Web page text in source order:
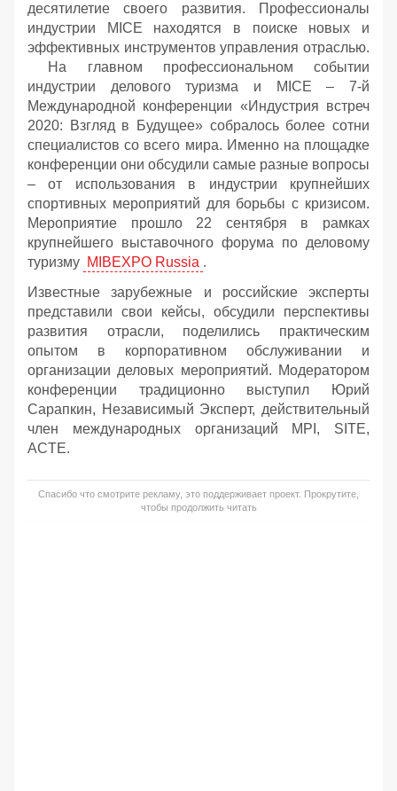
десятилетие своего развития. Профессионалы
индустрии MICE находятся в поиске новых и
эффективных инструментов управления отраслью.
На главном профессиональном событии
индустрии делового туризма и MICE – 7-й
Международной конференции «Индустрия встреч
2020: Взгляд в Будущее» собралось более сотни
специалистов со всего мира. Именно на площадке
конференции они обсудили самые разные вопросы
– от использования в индустрии крупнейших
спортивных мероприятий для борьбы с кризисом.
Мероприятие прошло 22 сентября в рамках
крупнейшего выставочного форума по деловому
туризму MIBEXPO Russia .
Известные зарубежные и российские эксперты
представили свои кейсы, обсудили перспективы
развития отрасли, поделились практическим
опытом в корпоративном обслуживании и
организации деловых мероприятий. Модератором
конференции традиционно выступил Юрий
Сарапкин, Независимый Эксперт, действительный
член международных организаций MPI, SITE,
ACTE.
Спасибо что смотрите рекламу, это поддерживает проект. Прокрутите,
чтобы продолжить читать